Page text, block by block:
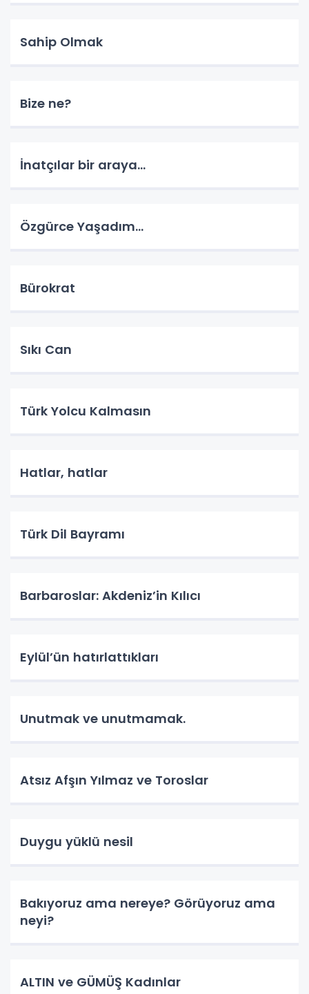
Sahip Olmak
Bize ne?
İnatçılar bir araya…
Özgürce Yaşadım…
Bürokrat
Sıkı Can
Türk Yolcu Kalmasın
Hatlar, hatlar
Türk Dil Bayramı
Barbaroslar: Akdeniz’in Kılıcı
Eylül’ün hatırlattıkları
Unutmak ve unutmamak.
Atsız Afşın Yılmaz ve Toroslar
Duygu yüklü nesil
Bakıyoruz ama nereye? Görüyoruz ama
neyi?
ALTIN ve GÜMÜŞ Kadınlar